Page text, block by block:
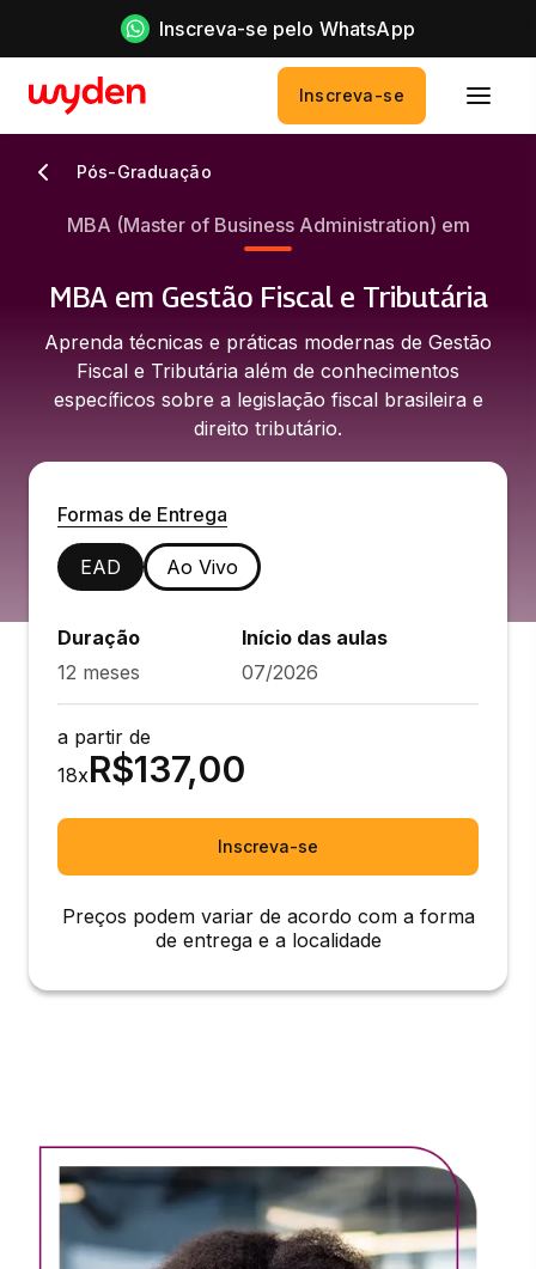
Inscreva-se pelo WhatsApp
Inscreva-se
Pós-Graduação
MBA (Master of Business Administration) em
MBA em Gestão Fiscal e Tributária
Aprenda técnicas e práticas modernas de Gestão
Fiscal e Tributária além de conhecimentos
específicos sobre a legislação fiscal brasileira e
direito tributário.
Formas de Entrega
EAD Ao Vivo
Duração
12 meses
Início das aulas
07/2026
a partir de
18xR$137,00
Inscreva-se
Preços podem variar de acordo com a forma
de entrega e a localidade